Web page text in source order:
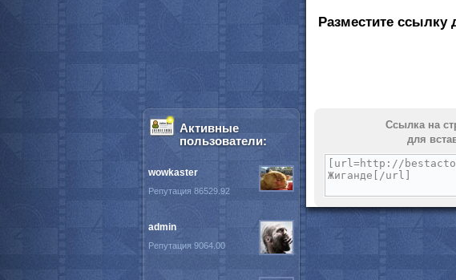
Разместите ссылку
Ссылка на
для
Активные
пользователи:
wowkaster
Репутация 86529.92
admin
Репутация 9064.00